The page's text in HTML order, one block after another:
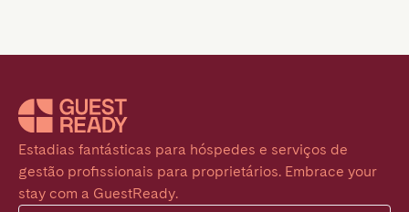
Estadias fantásticas para hóspedes e serviços de
gestão profissionais para proprietários. Embrace your
stay com a GuestReady.